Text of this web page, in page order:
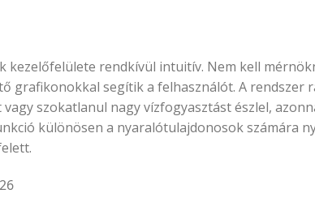
kezelőfelülete rendkívül intuitív. Nem kell
grafikonokkal segítik a felhasználót. A rendszer
szokatlanul nagy vízfogyasztást észlel,
különösen a nyaralótulajdonosok számára